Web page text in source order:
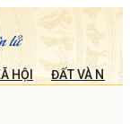
HỘI ĐẤT VÀ